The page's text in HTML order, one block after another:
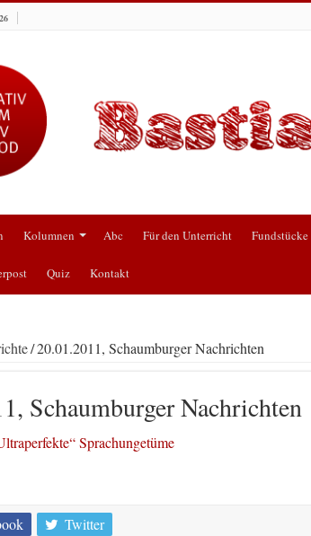
Kolumnen Abc Für den Unterricht Fundstücke
Quiz Kontakt
/20.01.2011, Schaumburger Nachrichten
Schaumburger Nachrichten
Sprachungetüme
Twitter